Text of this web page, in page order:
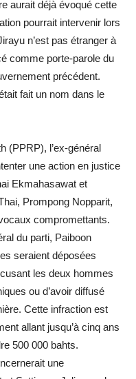
aurait déjà évoqué cette
pourrait intervenir lors
n’est pas étranger à
comme porte-parole du
précédent.
fait un nom dans le
(PPRP), l’ex-général
une action en justice
Ekmahasawat et
Prompong Nopparit,
compromettants.
du parti, Paiboon
seraient déposées
les deux hommes
ou d’avoir diffusé
Cette infraction est
allant jusqu’à cinq ans
500 000 bahts.
une